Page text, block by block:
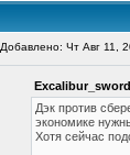
Добавлено: Чт Авг 11,
Дэк против
экономике
Хотя сейчас